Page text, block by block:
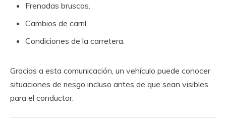
Frenadas bruscas.
Cambios de carril.
Condiciones de la carretera.
Gracias a esta comunicación, un vehículo puede conocer
situaciones de riesgo incluso antes de que sean visibles
para el conductor.